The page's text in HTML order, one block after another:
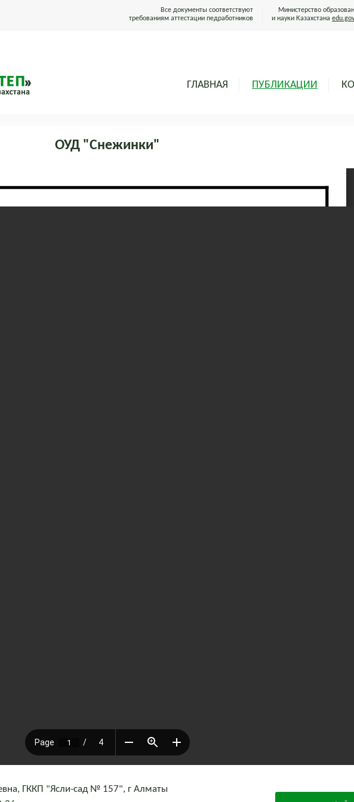
Все документы соответствуют
требованиям аттестации педработников
Министерство
и науки Казахстана
ГЛАВНАЯ ПУБЛИКАЦИИ
ОУД "Снежинки"
ГККП "Ясли-сад № 157", г Алматы